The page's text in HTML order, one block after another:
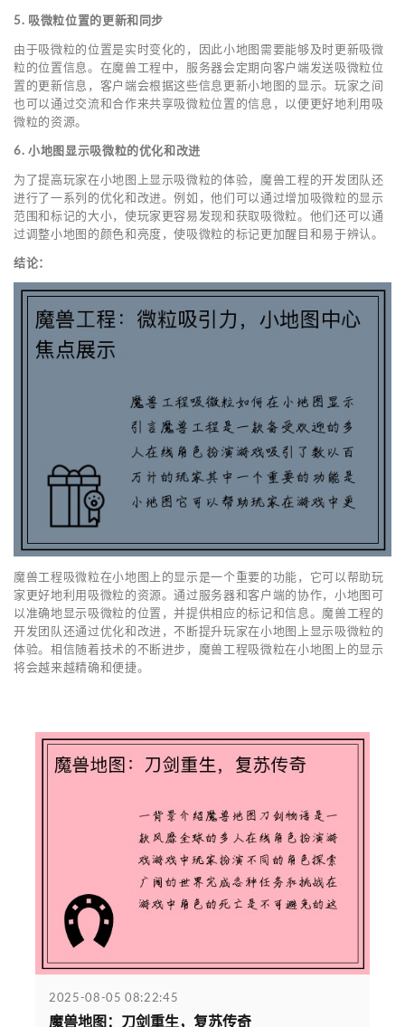
5. 吸微粒位置的更新和同步
由于吸微粒的位置是实时变化的，因此小地图需要能够及时更新吸微
粒的位置信息。在魔兽工程中，服务器会定期向客户端发送吸微粒位
置的更新信息，客户端会根据这些信息更新小地图的显示。玩家之间
也可以通过交流和合作来共享吸微粒位置的信息，以便更好地利用吸
微粒的资源。
6. 小地图显示吸微粒的优化和改进
为了提高玩家在小地图上显示吸微粒的体验，魔兽工程的开发团队还
进行了一系列的优化和改进。例如，他们可以通过增加吸微粒的显示
范围和标记的大小，使玩家更容易发现和获取吸微粒。他们还可以通
过调整小地图的颜色和亮度，使吸微粒的标记更加醒目和易于辨认。
结论：
魔兽工程吸微粒在小地图上的显示是一个重要的功能，它可以帮助玩
家更好地利用吸微粒的资源。通过服务器和客户端的协作，小地图可
以准确地显示吸微粒的位置，并提供相应的标记和信息。魔兽工程的
开发团队还通过优化和改进，不断提升玩家在小地图上显示吸微粒的
体验。相信随着技术的不断进步，魔兽工程吸微粒在小地图上的显示
将会越来越精确和便捷。
2025-08-05 08:22:45
魔兽地图：刀剑重生，复苏传奇